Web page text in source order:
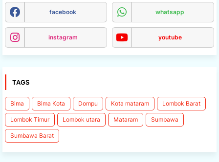
facebook whatsapp
instagram youtube
TAGS
Bima Bima Kota Dompu Kota mataram Lombok Barat
Lombok Timur Lombok utara Mataram Sumbawa
Sumbawa Barat